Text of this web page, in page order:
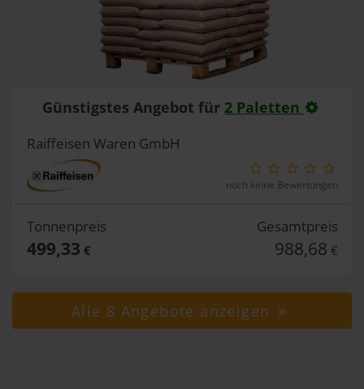
Günstigstes Angebot für 2 Paletten
Raiffeisen Waren GmbH
noch keine Bewertungen
Tonnenpreis
499,33 €
Gesamtpreis
988,68 €
Alle 8 Angebote anzeigen